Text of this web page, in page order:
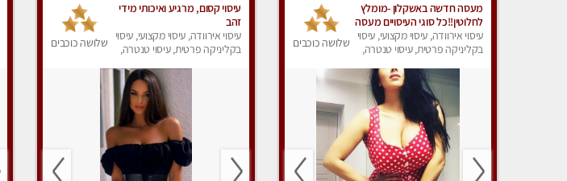
מעסה חדשה באשקלון -מומלץ
לחלוטין!!כל סוגי העיסויים מעסה
מקצועית ואיכותית פרטי!!!
עיסוי אירוודה, עיסוי מקצועי, עיסוי
בקליניקה פרטית, עיסוי טנטרה,
שלושה כוכבים
עיסוי קסום, מרגיע ואיכותי מידי
זהב
עיסוי אירוודה, עיסוי מקצועי, עיסוי
בקליניקה פרטית, עיסוי טנטרה,
שלושה כוכבים